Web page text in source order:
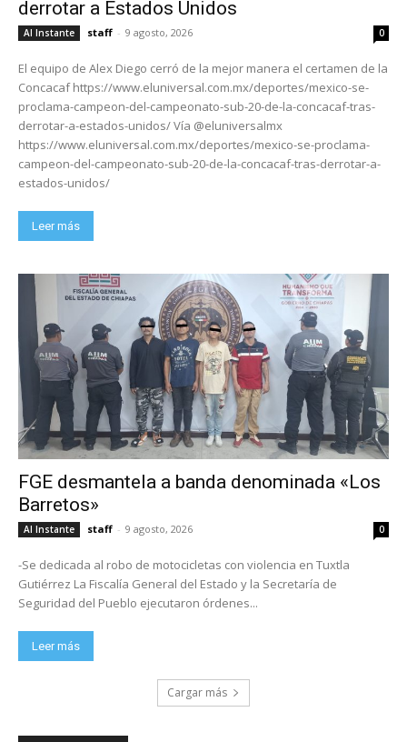
derrotar a Estados Unidos
Al Instante staff - 9 agosto, 2026 0
El equipo de Alex Diego cerró de la mejor manera el certamen de la
Concacaf https://www.eluniversal.com.mx/deportes/mexico-se-
proclama-campeon-del-campeonato-sub-20-de-la-concacaf-tras-
derrotar-a-estados-unidos/ Vía @eluniversalmx
https://www.eluniversal.com.mx/deportes/mexico-se-proclama-
campeon-del-campeonato-sub-20-de-la-concacaf-tras-derrotar-a-
estados-unidos/
Leer más
FGE desmantela a banda denominada «Los
Barretos»
Al Instante staff - 9 agosto, 2026 0
-Se dedicada al robo de motocicletas con violencia en Tuxtla
Gutiérrez La Fiscalía General del Estado y la Secretaría de
Seguridad del Pueblo ejecutaron órdenes...
Leer más
Cargar más